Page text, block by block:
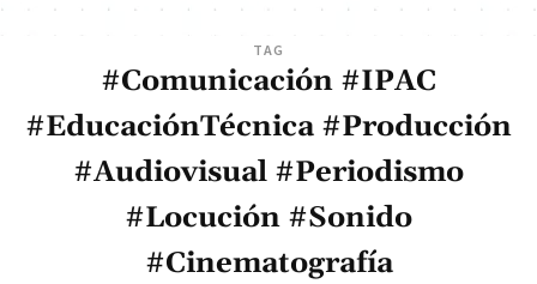
TAG
#Comunicación #IPAC
#EducaciónTécnica #Producción
#Audiovisual #Periodismo
#Locución #Sonido
#Cinematografía